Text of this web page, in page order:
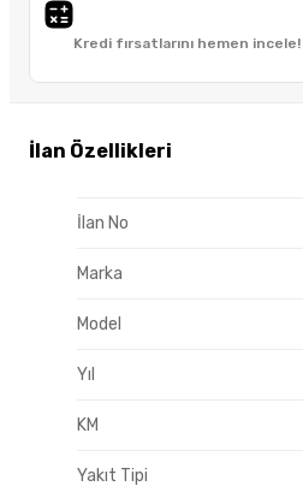
Kredi fırsatlarını hemen incele!
İlan Özellikleri
İlan No
Marka
Model
Yıl
KM
Yakıt Tipi